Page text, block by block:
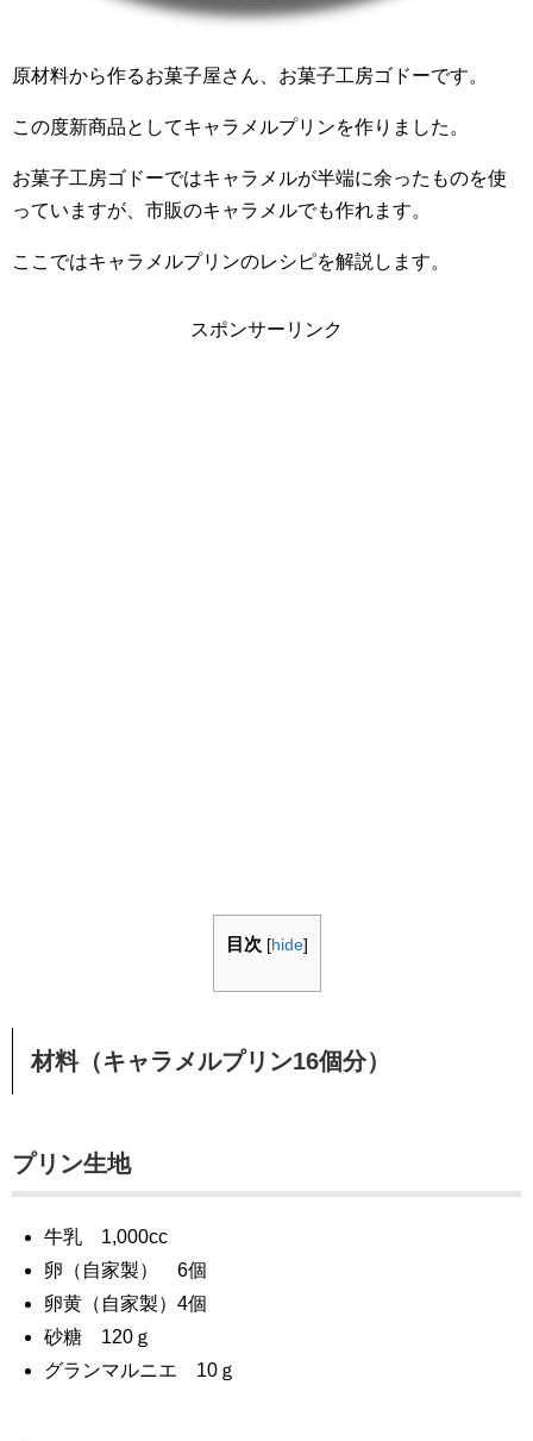
原材料から作るお菓子屋さん、お菓子工房ゴドーです。
この度新商品としてキャラメルプリンを作りました。
お菓子工房ゴドーではキャラメルが半端に余ったものを使
っていますが、市販のキャラメルでも作れます。
ここではキャラメルプリンのレシピを解説します。
スポンサーリンク
目次 [hide]
材料（キャラメルプリン16個分）
プリン生地
牛乳 1,000cc
卵（自家製） 6個
卵黄（自家製）4個
砂糖 120ｇ
グランマルニエ 10ｇ